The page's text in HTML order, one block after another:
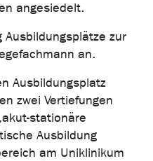
angesiedelt.
zur
an.
Ausbildungsplatz
zwei Vertiefungen
stationäre
Ausbildung
am Uniklinikum